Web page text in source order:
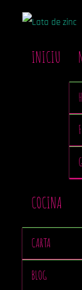
INICIU
COCINA
CARTA
BLOG